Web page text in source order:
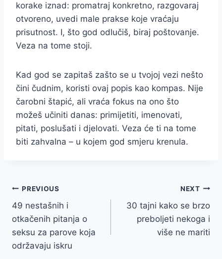
korake iznad: promatraj konkretno, razgovaraj
otvoreno, uvedi male prakse koje vraćaju
prisutnost. I, što god odlučiš, biraj poštovanje.
Veza na tome stoji.
Kad god se zapitaš zašto se u tvojoj vezi nešto
čini čudnim, koristi ovaj popis kao kompas. Nije
čarobni štapić, ali vraća fokus na ono što
možeš učiniti danas: primijetiti, imenovati,
pitati, poslušati i djelovati. Veza će ti na tome
biti zahvalna – u kojem god smjeru krenula.
Post
navigation
PREVIOUS
49 nestašnih i
otkačenih pitanja o
seksu za parove koja
održavaju iskru
NEXT
30 tajni kako se brzo
preboljeti nekoga i
više ne mariti